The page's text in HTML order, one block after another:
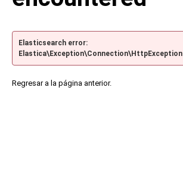
Elasticsearch error:
Elastica\Exception\Connection\HttpException
Regresar a la página anterior.